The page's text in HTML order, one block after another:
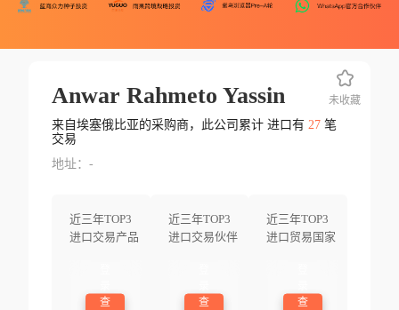
Anwar Rahmeto Yassin
来自埃塞俄比亚的采购商，此公司累计 进口有 27笔
交易
地址：-
近三年TOP3
进口交易产品
查
近三年TOP3
进口交易伙伴
查
近三年TOP3
进口贸易国家
查
未收藏